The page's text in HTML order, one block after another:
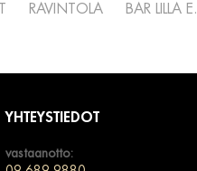
RAVINTOLA BAR LILLA E.
YHTEYSTIEDOT
vastaanotto: